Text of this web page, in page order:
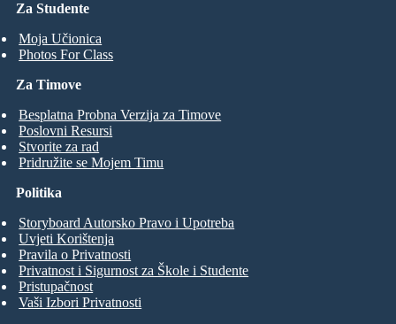
Za Studente
Moja Učionica
Photos For Class
Za Timove
Besplatna Probna Verzija za Timove
Poslovni Resursi
Stvorite za rad
Pridružite se Mojem Timu
Politika
Storyboard Autorsko Pravo i Upotreba
Uvjeti Korištenja
Pravila o Privatnosti
Privatnost i Sigurnost za Škole i Studente
Pristupačnost
Vaši Izbori Privatnosti